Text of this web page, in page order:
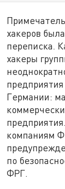
хакеров
переписка.
хакеры
предприятия
Германии:
компаниям
по
ФРГ.